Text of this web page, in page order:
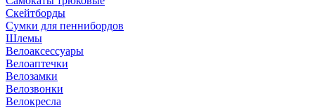
Скейтборды
Сумки для пеннибордов
Шлемы
Велоаксессуары
Велоаптечки
Велозамки
Велозвонки
Велокресла